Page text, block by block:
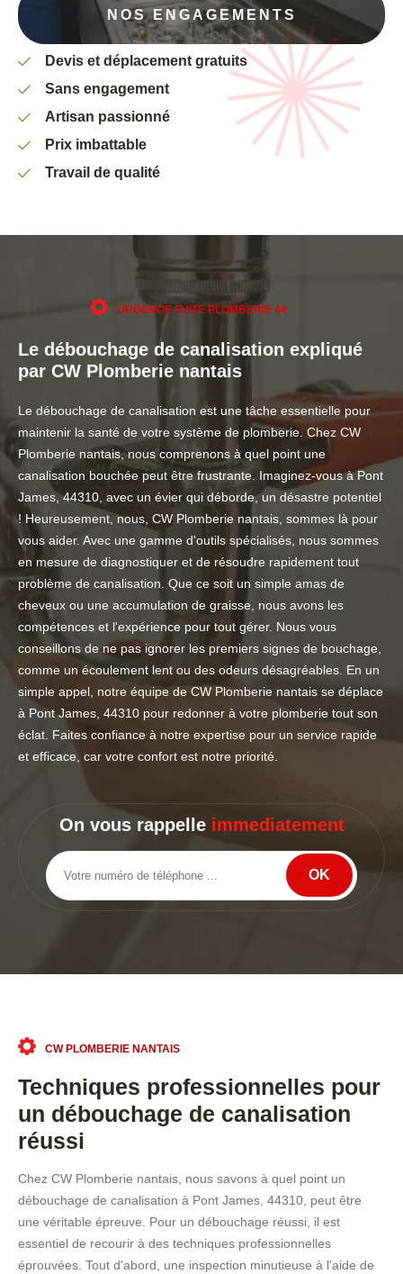
NOS ENGAGEMENTS
Devis et déplacement gratuits
Sans engagement
Artisan passionné
Prix imbattable
Travail de qualité
URGENCE FUITE PLOMBERIE 44
Le débouchage de canalisation expliqué
par CW Plomberie nantais
Le débouchage de canalisation est une tâche essentielle pour
maintenir la santé de votre système de plomberie. Chez CW
Plomberie nantais, nous comprenons à quel point une
canalisation bouchée peut être frustrante. Imaginez-vous à Pont
James, 44310, avec un évier qui déborde, un désastre potentiel
! Heureusement, nous, CW Plomberie nantais, sommes là pour
vous aider. Avec une gamme d'outils spécialisés, nous sommes
en mesure de diagnostiquer et de résoudre rapidement tout
problème de canalisation. Que ce soit un simple amas de
cheveux ou une accumulation de graisse, nous avons les
compétences et l'expérience pour tout gérer. Nous vous
conseillons de ne pas ignorer les premiers signes de bouchage,
comme un écoulement lent ou des odeurs désagréables. En un
simple appel, notre équipe de CW Plomberie nantais se déplace
à Pont James, 44310 pour redonner à votre plomberie tout son
éclat. Faites confiance à notre expertise pour un service rapide
et efficace, car votre confort est notre priorité.
On vous rappelle immediatement
CW PLOMBERIE NANTAIS
Techniques professionnelles pour
un débouchage de canalisation
réussi
Chez CW Plomberie nantais, nous savons à quel point un
débouchage de canalisation à Pont James, 44310, peut être
une véritable épreuve. Pour un débouchage réussi, il est
essentiel de recourir à des techniques professionnelles
éprouvées. Tout d'abord, une inspection minutieuse à l'aide de